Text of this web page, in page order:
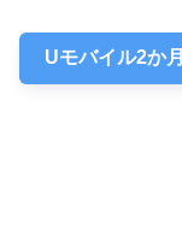
Uモバイル2か